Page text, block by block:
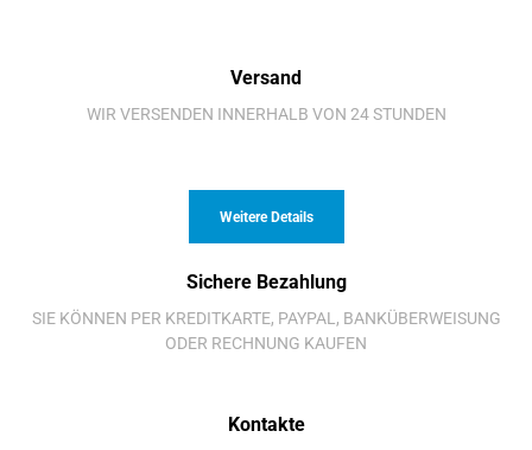
Versand
WIR VERSENDEN INNERHALB VON 24 STUNDEN
Weitere Details
Sichere Bezahlung
SIE KÖNNEN PER KREDITKARTE, PAYPAL, BANKÜBERWEISUNG
ODER RECHNUNG KAUFEN
Kontakte